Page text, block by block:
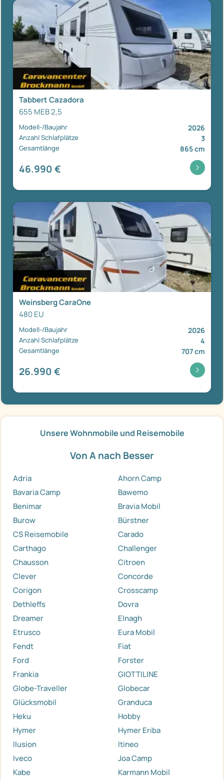
Tabbert Cazadora
655 MEB 2,5
Modell-/Baujahr 2026
Anzahl Schlafplätze 3
Gesamtlänge 865 cm
46.990 €
Weinsberg CaraOne
480 EU
Modell-/Baujahr 2026
Anzahl Schlafplätze 4
Gesamtlänge 707 cm
26.990 €
Unsere Wohnmobile und Reisemobile
Von A nach Besser
Adria
Ahorn Camp
Bavaria Camp
Bawemo
Benimar
Bravia Mobil
Burow
Bürstner
CS Reisemobile
Carado
Carthago
Challenger
Chausson
Citroen
Clever
Concorde
Corigon
Crosscamp
Dethleffs
Dovra
Dreamer
Elnagh
Etrusco
Eura Mobil
Fendt
Fiat
Ford
Forster
Frankia
GIOTTILINE
Globe-Traveller
Globecar
Glücksmobil
Granduca
Heku
Hobby
Hymer
Hymer Eriba
Ilusion
Itineo
Iveco
Joa Camp
Kabe
Karmann Mobil